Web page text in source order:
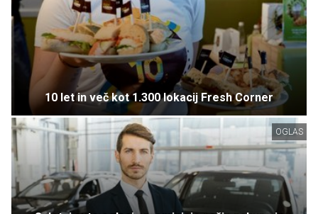
10 let in več kot 1.300 lokacij Fresh Corner
OGLAS